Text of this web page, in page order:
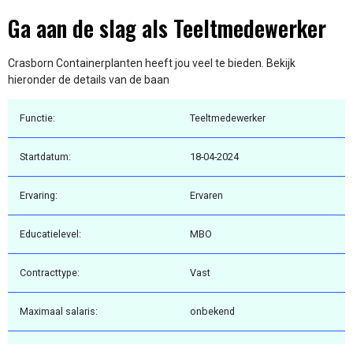
Ga aan de slag als Teeltmedewerker
Crasborn Containerplanten heeft jou veel te bieden. Bekijk
hieronder de details van de baan
Functie: Teeltmedewerker
Startdatum: 18-04-2024
Ervaring: Ervaren
Educatielevel: MBO
Contracttype: Vast
Maximaal salaris: onbekend